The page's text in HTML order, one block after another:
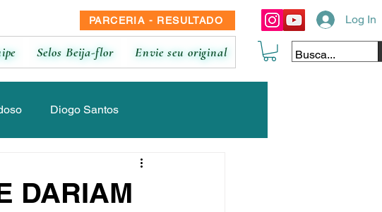
Selos Beija-flor Envie seu original
PARCERIA - RESULTADO Log In
Diogo Santos
Luana Moura
DARIAM